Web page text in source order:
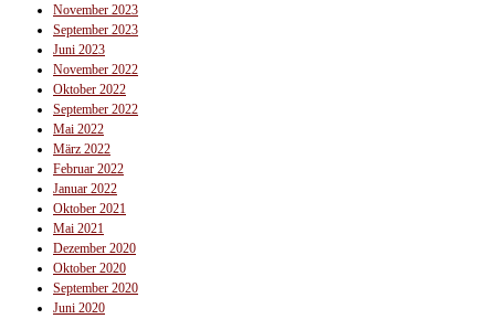
November 2023
September 2023
Juni 2023
November 2022
Oktober 2022
September 2022
Mai 2022
März 2022
Februar 2022
Januar 2022
Oktober 2021
Mai 2021
Dezember 2020
Oktober 2020
September 2020
Juni 2020